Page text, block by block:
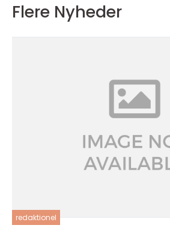
Flere Nyheder
redaktionel